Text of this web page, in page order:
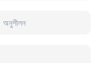
অনুশীলন